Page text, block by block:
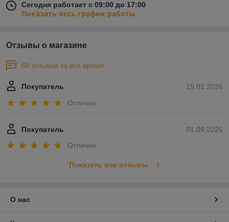
Сегодня работает с 09:00 до 17:00
Показать весь график работы
Отзывы о магазине
68 отзывов за всё время
15.01.2026
Покупатель
Отлично
01.09.2025
Покупатель
Отлично
Показать все отзывы
О нас